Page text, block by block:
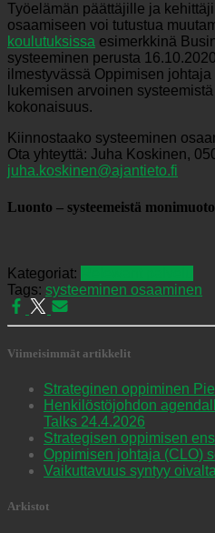
Työelämän päättäjille ja
osaamiseen voi tutustua
koulutuksissa esimerkkinä
systeeminen perusta
ilmestyvässä Oppimisen
lukemisen arvoinen
kokonaisuus.
Kiinnostaako systeeminen
Ota yhteyttä: Juha Koskinen,
juha.koskinen@ajantieto.fi
Luonto – systeemeistä
Kategoriat:
Tags: systeeminen osaaminen
Viimeisimmät artikkelit
Strateginen oppiminen
Henkilöstöjohdon
Talks 24.4.2026
Strategisen oppimisen
Oppimisen johtaja (CLO)
Vaikuttavuus syntyy
Arkistot